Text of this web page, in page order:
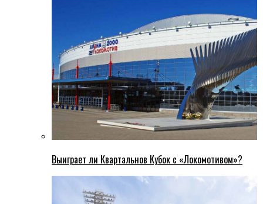
Выиграет ли Квартальнов Кубок с «Локомотивом»?